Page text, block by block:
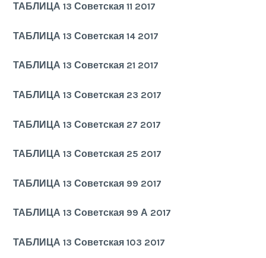
ТАБЛИЦА 13 Советская 11 2017
ТАБЛИЦА 13 Советская 14 2017
ТАБЛИЦА 13 Советская 21 2017
ТАБЛИЦА 13 Советская 23 2017
ТАБЛИЦА 13 Советская 27 2017
ТАБЛИЦА 13 Советская 25 2017
ТАБЛИЦА 13 Советская 99 2017
ТАБЛИЦА 13 Советская 99 А 2017
ТАБЛИЦА 13 Советская 103 2017